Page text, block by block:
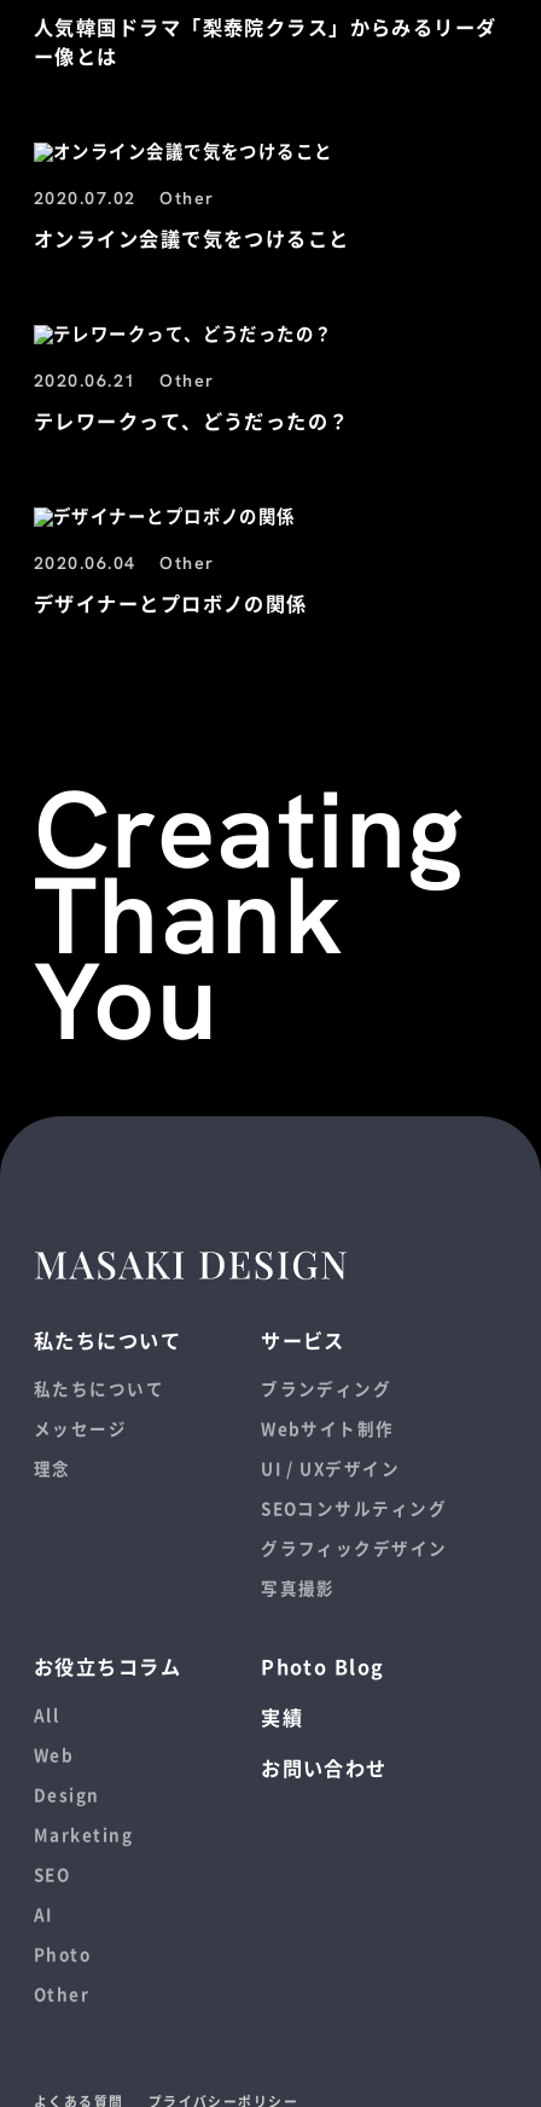
人気韓国ドラマ「梨泰院クラス」からみるリーダ
ー像とは
2020.07.02 Other
オンライン会議で気をつけること
2020.06.21 Other
テレワークって、どうだったの？
2020.06.04 Other
デザイナーとプロボノの関係
Creating
Thank
You
私たちについて
私たちについて
メッセージ
理念
サービス
ブランディング
Webサイト制作
UI / UXデザイン
SEOコンサルティング
グラフィックデザイン
写真撮影
お役立ちコラム
All
Web
Design
Marketing
SEO
AI
Photo
Other
Photo Blog
実績
お問い合わせ
よくある質問 プライバシーポリシー